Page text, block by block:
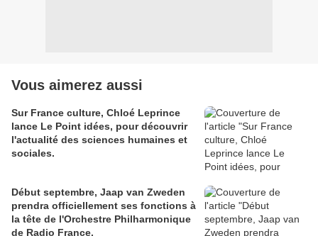
Vous aimerez aussi
Sur France culture, Chloé Leprince
lance Le Point idées, pour découvrir
l'actualité des sciences humaines et
sociales.
Début septembre, Jaap van Zweden
prendra officiellement ses fonctions à
la tête de l'Orchestre Philharmonique
de Radio France.